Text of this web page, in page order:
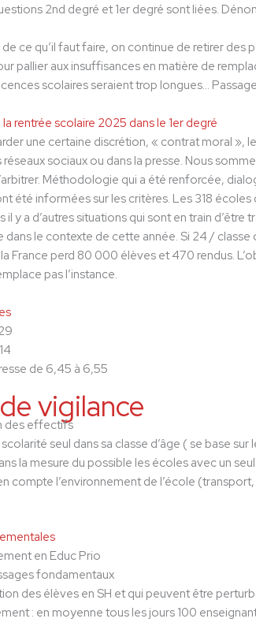
2nd degré et 1er degré sont liées.
de ce qu’il faut faire, on continue de retirer
pallier aux insuffisances en matière de
scolaires seraient trop longues…
rentrée scolaire 2025 dans le 1er degré
une certaine discrétion, « contrat moral »,
réseaux sociaux ou dans la presse. Nous
Méthodologie qui a été renforcée,
été informées sur les critères. Les 318
il y a d’autres situations qui sont en train
dans le contexte de cette année. Si 24 /
France perd 80 000 élèves et 470 rendus.
pas l’instance.
de 6,45 à 6,55
vigilance
des effectifs
seul dans sa classe d’âge ( se base
la mesure du possible les écoles avec un
compte l’environnement de l’école
en Educ Prio
fondamentaux
des élèves en SH et qui peuvent être
: en moyenne tous les jours 100